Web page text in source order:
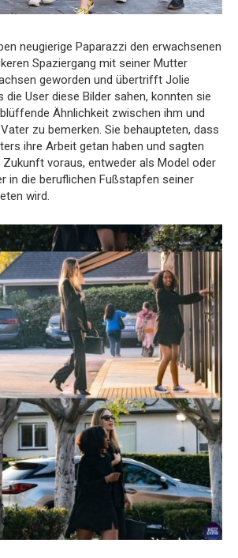
neugierige Paparazzi den erwachsenen
Spaziergang mit seiner Mutter
geworden und übertrifft Jolie
die User diese Bilder sahen, konnten sie
Ähnlichkeit zwischen ihm und
zu bemerken. Sie behaupteten, dass
ihre Arbeit getan haben und sagten
Zukunft voraus, entweder als Model oder
in die beruflichen Fußstapfen seiner
wird.